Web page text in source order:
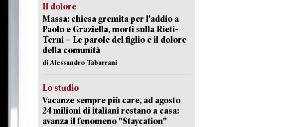
Il dolore
Massa: chiesa gremita per l'addio a
Paolo e Graziella, morti sulla Rieti-
Terni – Le parole del figlio e il dolore
della comunità
di Alessandro Tabarrani
Lo studio
Vacanze sempre più care, ad agosto
24 milioni di italiani restano a casa:
avanza il fenomeno "Staycation"